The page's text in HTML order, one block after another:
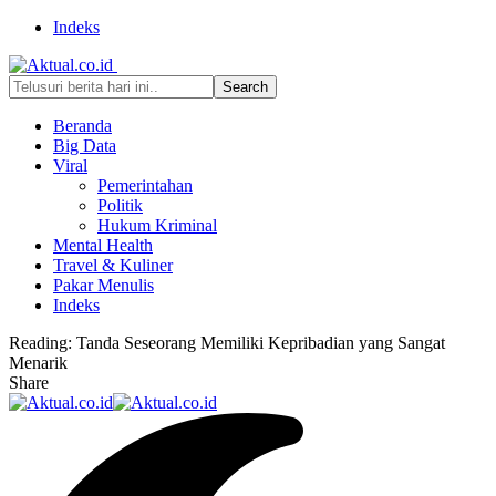
Indeks
Beranda
Big Data
Viral
Pemerintahan
Politik
Hukum Kriminal
Mental Health
Travel & Kuliner
Pakar Menulis
Indeks
Reading: Tanda Seseorang Memiliki Kepribadian yang Sangat
Menarik
Share